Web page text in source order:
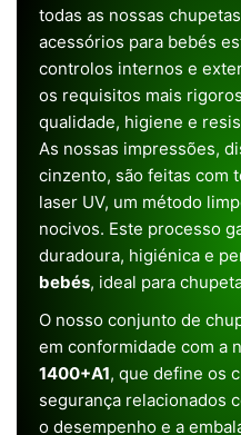
todas as nossas
acessórios para bebés
controlos internos e
os requisitos mais
qualidade, higiene e
As nossas impressões,
cinzento, são feitas com
laser UV, um método
nocivos. Este processo
duradoura, higiénica e
bebés, ideal para
O nosso conjunto de
em conformidade com a
1400+A1, que define os
segurança relacionados
o desempenho e a